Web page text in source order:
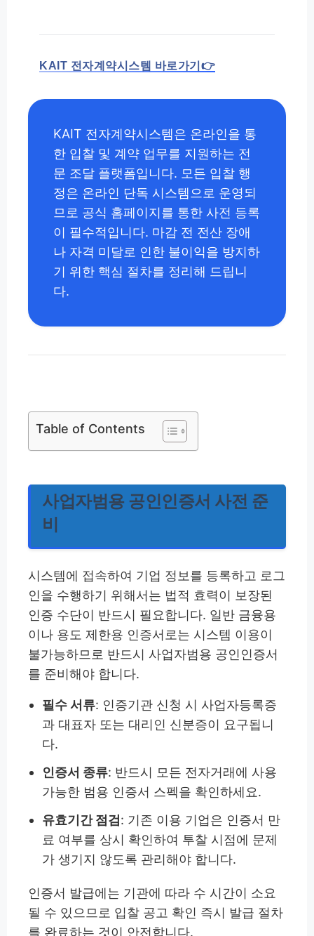
KAIT 전자계약시스템 바로가기👉
KAIT 전자계약시스템은 온라인을 통
한 입찰 및 계약 업무를 지원하는 전
문 조달 플랫폼입니다. 모든 입찰 행
정은 온라인 단독 시스템으로 운영되
므로 공식 홈페이지를 통한 사전 등록
이 필수적입니다. 마감 전 전산 장애
나 자격 미달로 인한 불이익을 방지하
기 위한 핵심 절차를 정리해 드립니
다.
Table of Contents
사업자범용 공인인증서 사전 준
비
시스템에 접속하여 기업 정보를 등록하고 로그
인을 수행하기 위해서는 법적 효력이 보장된
인증 수단이 반드시 필요합니다. 일반 금융용
이나 용도 제한용 인증서로는 시스템 이용이
불가능하므로 반드시 사업자범용 공인인증서
를 준비해야 합니다.
필수 서류: 인증기관 신청 시 사업자등록증
과 대표자 또는 대리인 신분증이 요구됩니
다.
인증서 종류: 반드시 모든 전자거래에 사용
가능한 범용 인증서 스펙을 확인하세요.
유효기간 점검 : 기존 이용 기업은 인증서 만
료 여부를 상시 확인하여 투찰 시점에 문제
가 생기지 않도록 관리해야 합니다.
인증서 발급에는 기관에 따라 수 시간이 소요
될 수 있으므로 입찰 공고 확인 즉시 발급 절차
를 완료하는 것이 안전합니다.